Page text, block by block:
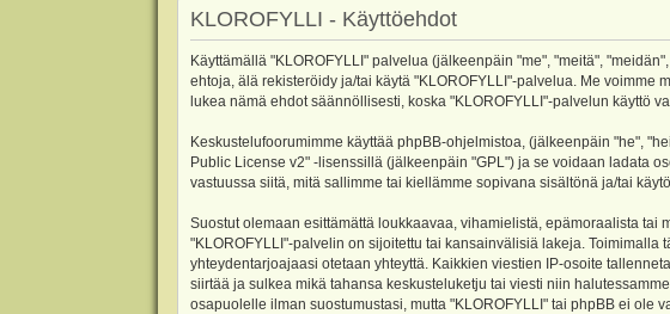
KLOROFYLLI - Käyttöehdot
Käyttämällä "KLOROFYLLI" palvelua (jälkeenpäin "me", "meitä",
ehtoja, älä rekisteröidy ja/tai käytä "KLOROFYLLI"-palvelua. Me
lukea nämä ehdot säännöllisesti, koska "KLOROFYLLI"-palvelun käyttö
Keskustelufoorumimme käyttää phpBB-ohjelmistoa, (jälkeenpäin "he",
Public License v2" -lisenssillä (jälkeenpäin "GPL") ja se voidaan ladata
vastuussa siitä, mitä sallimme tai kiellämme sopivana sisältönä ja/tai
Suostut olemaan esittämättä loukkaavaa, vihamielistä, epämoraalista
"KLOROFYLLI"-palvelin on sijoitettu tai kansainvälisiä lakeja.
yhteydentarjoajaasi otetaan yhteyttä. Kaikkien viestien IP-osoite
siirtää ja sulkea mikä tahansa keskusteluketju tai viesti niin
osapuolelle ilman suostumustasi, mutta "KLOROFYLLI" tai phpBB ei ole